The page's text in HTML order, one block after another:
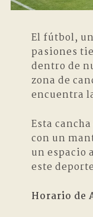
El fútbol,
pasiones
dentro de
zona de
encuentra
Esta
con un
un espacio
este
Horario de